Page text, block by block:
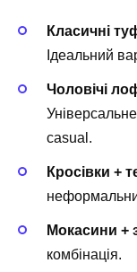
Класичні
Ідеальний
Чоловічі
casual.
Кросівки +
Мокасини +
комбінація.